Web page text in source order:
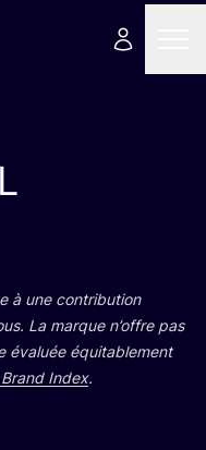
à une contri­bu­tion
La marque n’offre pas
éva­luée équi­ta­ble­ment
Index.